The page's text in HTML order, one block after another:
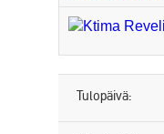
Tulopäivä: